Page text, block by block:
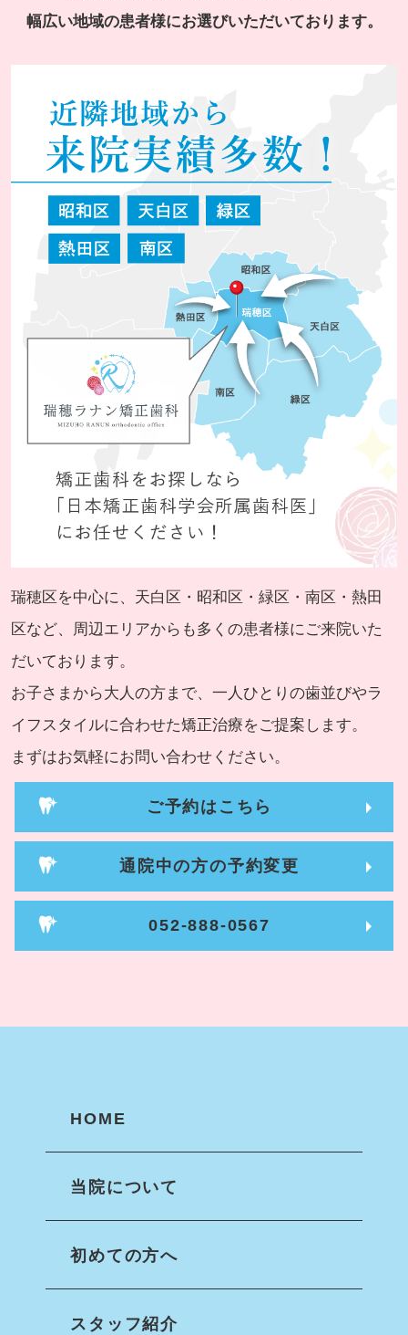
幅広い地域の患者様にお選びいただいております。
瑞穂区を中心に、天白区・昭和区・緑区・南区・熱田
区など、周辺エリアからも多くの患者様にご来院いた
だいております。
お子さまから大人の方まで、一人ひとりの歯並びやラ
イフスタイルに合わせた矯正治療をご提案します。
まずはお気軽にお問い合わせください。
ご予約はこちら
通院中の方の予約変更
052-888-0567
HOME
当院について
初めての方へ
スタッフ紹介